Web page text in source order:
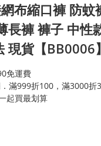
布縮口褲 防蚊
長褲 褲子 中性
現貨【BB0006】
免運費
滿999折100，滿3000折
起買最划算